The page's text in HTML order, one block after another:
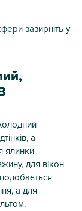
зазирніть у
а
ялинки
для вікон
а для